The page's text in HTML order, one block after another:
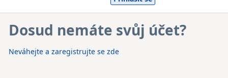
Dosud nemáte svůj účet?
Neváhejte a zaregistrujte se zde